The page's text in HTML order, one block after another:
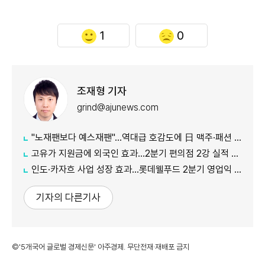
1 0
조재형 기자
grind@ajunews.com
"노재팬보다 예스재팬"…역대급 호감도에 日 맥주·패션 '날개'
고유가 지원금에 외국인 효과…2분기 편의점 2강 실적 날았다
인도·카자흐 사업 성장 효과…롯데웰푸드 2분기 영업익 89%↑
기자의 다른기사
©'5개국어 글로벌 경제신문' 아주경제. 무단전재·재배포 금지